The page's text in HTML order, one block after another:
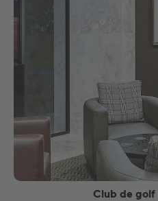
Club de golf